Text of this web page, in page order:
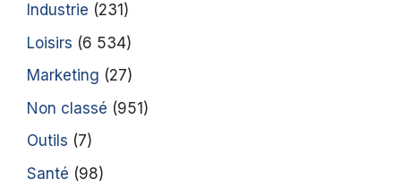
Industrie (231)
Loisirs (6 534)
Marketing (27)
Non classé (951)
Outils (7)
Santé (98)